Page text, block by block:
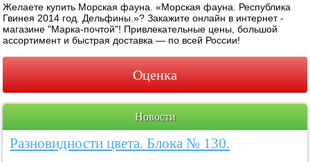
Желаете купить Морская фауна. «Морская фауна. Республика
Гвинея 2014 год. Дельфины.»? Закажите онлайн в интернет -
магазине "Марка-почтой"! Привлекательные цены, большой
ассортимент и быстрая доставка — по всей России!
Оценка
Новости
Разновидности цвета. Блока № 130.